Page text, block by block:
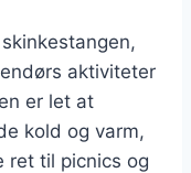
aktiviteter
er let at
kold og varm,
ret til picnics og